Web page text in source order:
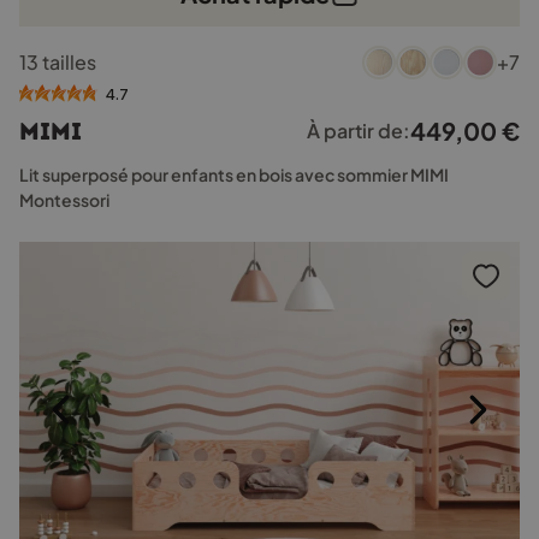
produit
a
variations.
Les
options
être
du
produit
13 tailles +7
4.7
MIMI À partir de:449,00 €
Lit superposé pour enfants en bois avec sommier MIMI
Montessori